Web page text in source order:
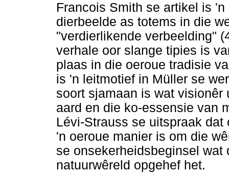
Francois Smith se artikel is
dierbeelde as totems in die
"verdierlikende verbeelding"
verhale oor slange tipies is
plaas in die oeroue tradisie
is 'n leitmotief in Müller se
soort sjamaan is wat
aard en die ko-essensie van
Lévi-Strauss se uitspraak
'n oeroue manier is om die
se onsekerheidsbeginsel
natuurwêreld opgehef het.